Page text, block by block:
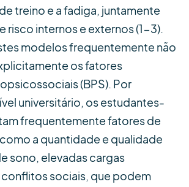
treino e a fadiga, juntamente
risco internos e externos (1-3).
modelos frequentemente não
os fatores
(BPS). Por
universitário, os estudantes-
frequentemente fatores de
a quantidade e qualidade
sono, elevadas cargas
sociais, que podem